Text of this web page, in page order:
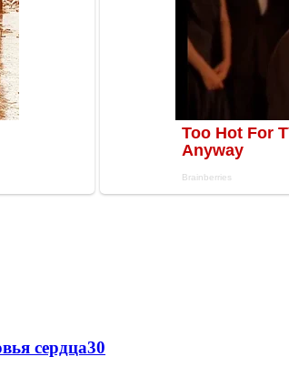
сердца30